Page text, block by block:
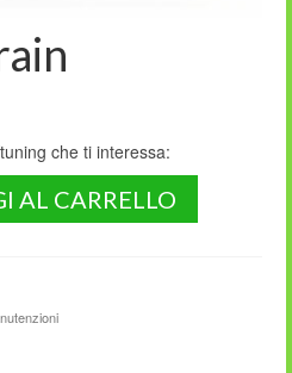
che ti interessa:
AL CARRELLO